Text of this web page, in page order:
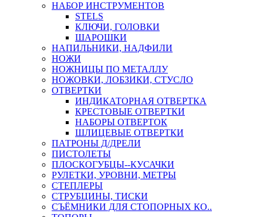
НАБОР ИНСТРУМЕНТОВ
STELS
КЛЮЧИ, ГОЛОВКИ
ШАРОШКИ
НАПИЛЬНИКИ, НАДФИЛИ
НОЖИ
НОЖНИЦЫ ПО МЕТАЛЛУ
НОЖОВКИ, ЛОБЗИКИ, СТУСЛО
ОТВЕРТКИ
ИНДИКАТОРНАЯ ОТВЕРТКА
КРЕСТОВЫЕ ОТВЕРТКИ
НАБОРЫ ОТВЕРТОК
ШЛИЦЕВЫЕ ОТВЕРТКИ
ПАТРОНЫ Д/ДРЕЛИ
ПИСТОЛЕТЫ
ПЛОСКОГУБЦЫ--КУСАЧКИ
РУЛЕТКИ, УРОВНИ, МЕТРЫ
СТЕПЛЕРЫ
СТРУБЦИНЫ, ТИСКИ
СЪЁМНИКИ ДЛЯ СТОПОРНЫХ КО..